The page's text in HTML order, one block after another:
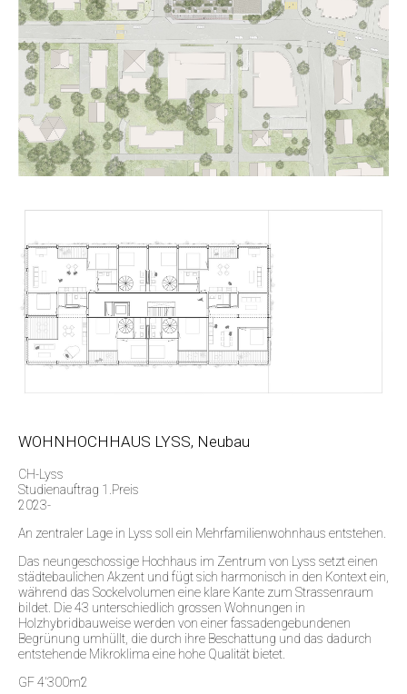
WOHNHOCHHAUS LYSS, Neubau
CH-Lyss
Studienauftrag 1.Preis
2023-
An zentraler Lage in Lyss soll ein Mehrfamilienwohnhaus entstehen.
Das neungeschossige Hochhaus im Zentrum von Lyss setzt einen
städtebaulichen Akzent und fügt sich harmonisch in den Kontext ein,
während das Sockelvolumen eine klare Kante zum Strassenraum
bildet. Die 43 unterschiedlich grossen Wohnungen in
Holzhybridbauweise werden von einer fassadengebundenen
Begrünung umhüllt, die durch ihre Beschattung und das dadurch
entstehende Mikroklima eine hohe Qualität bietet.
GF 4'300m2